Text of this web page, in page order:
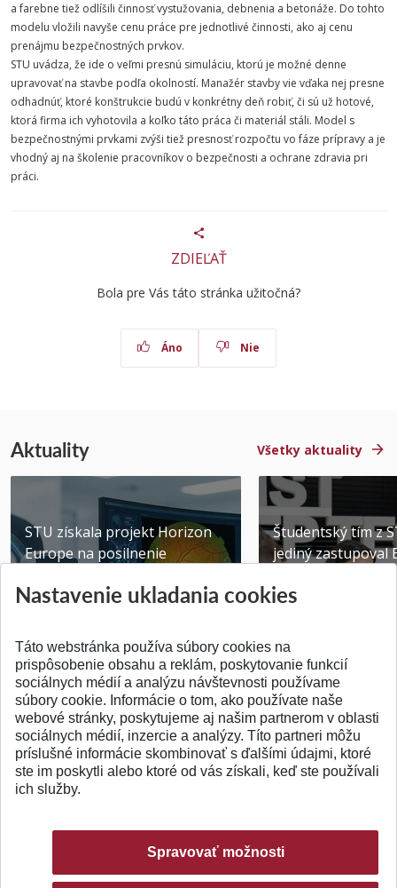
a farebne tiež odlíšili činnosť vystužovania, debnenia a betonáže. Do tohto
modelu vložili navyše cenu práce pre jednotlivé činnosti, ako aj cenu
prenájmu bezpečnostných prvkov.
STU uvádza, že ide o veľmi presnú simuláciu, ktorú je možné denne
upravovať na stavbe podľa okolností. Manažér stavby vie vďaka nej presne
odhadnúť, ktoré konštrukcie budú v konkrétny deň robiť, či sú už hotové,
ktorá firma ich vyhotovila a koľko táto práca či materiál stáli. Model s
bezpečnostnými prvkami zvýši tiež presnosť rozpočtu vo fáze prípravy a je
vhodný aj na školenie pracovníkov o bezpečnosti a ochrane zdravia pri
práci.
ZDIEĽAŤ
Bola pre Vás táto stránka užitočná?
Áno Nie
Aktuality Všetky aktuality
STU získala projekt Horizon
Europe na posilnenie
Publikované 31.07.2026
Študentský tím z
jediný zastupoval
Publikované
SPÄŤ NA VRCH
Nastavenie ukladania cookies
Táto webstránka používa súbory cookies na
prispôsobenie obsahu a reklám, poskytovanie funkcií
sociálnych médií a analýzu návštevnosti používame
súbory cookie. Informácie o tom, ako používate naše
webové stránky, poskytujeme aj našim partnerom v oblasti
sociálnych médií, inzercie a analýzy. Títo partneri môžu
príslušné informácie skombinovať s ďalšími údajmi, ktoré
ste im poskytli alebo ktoré od vás získali, keď ste používali
ich služby.
Spravovať možnosti